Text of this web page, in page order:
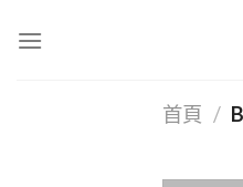
首頁 /